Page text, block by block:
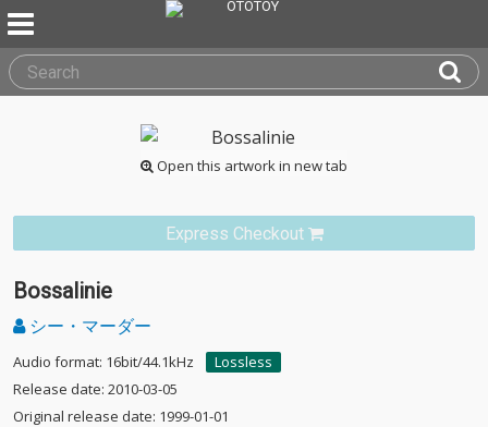
Open this artwork in new tab
Express Checkout
Bossalinie
シー・マーダー
Audio format: 16bit/44.1kHz
Lossless
Release date: 2010-03-05
Original release date: 1999-01-01